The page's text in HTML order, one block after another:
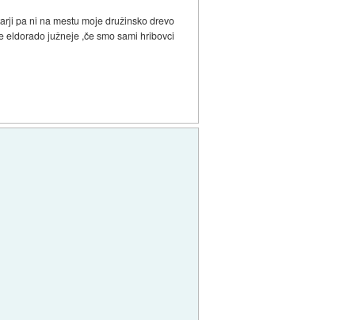
pa ni na mestu moje družinsko drevo
eldorado južneje ,če smo sami hribovci